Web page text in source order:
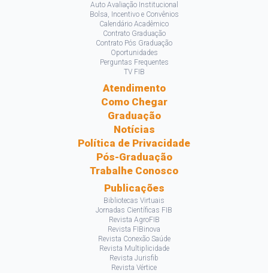
Auto Avaliação Institucional
Bolsa, Incentivo e Convênios
Calendário Acadêmico
Contrato Graduação
Contrato Pós Graduação
Oportunidades
Perguntas Frequentes
TV FIB
Atendimento
Como Chegar
Graduação
Notícias
Política de Privacidade
Pós-Graduação
Trabalhe Conosco
Publicações
Bibliotecas Virtuais
Jornadas Científicas FIB
Revista AgroFIB
Revista FIBinova
Revista Conexão Saúde
Revista Multiplicidade
Revista Jurisfib
Revista Vértice